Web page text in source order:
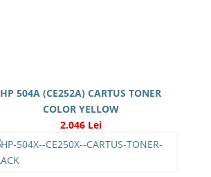
HP 504A (CE252A) CARTUS TONER
COLOR YELLOW
2.046 Lei